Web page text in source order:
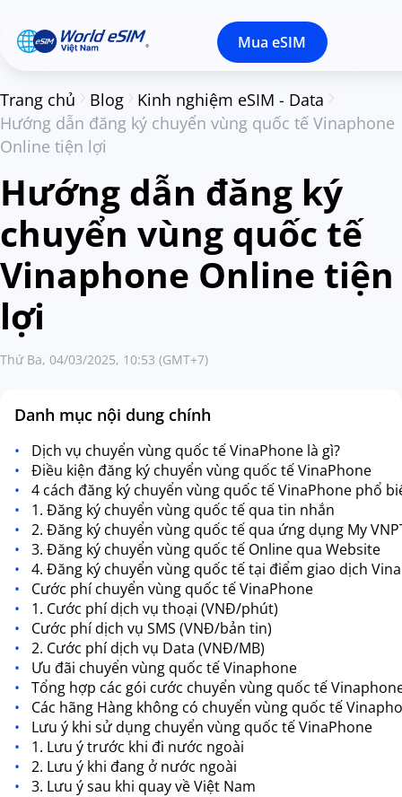
Mua eSIM
Trang chủ Blog
Kinh nghiệm eSIM - Data
Hướng dẫn đăng ký chuyển vùng quốc tế Vinaphone
Online tiện lợi
Hướng dẫn đăng ký
chuyển vùng quốc tế
Vinaphone Online tiện
lợi
Thứ Ba, 04/03/2025, 10:53 (GMT+7)
Danh mục nội dung chính
Dịch vụ chuyển vùng quốc tế VinaPhone là gì?
Điều kiện đăng ký chuyển vùng quốc tế VinaPhone
4 cách đăng ký chuyển vùng quốc tế VinaPhone phổ
1. Đăng ký chuyển vùng quốc tế qua tin nhắn
2. Đăng ký chuyển vùng quốc tế qua ứng dụng My
3. Đăng ký chuyển vùng quốc tế Online qua Website
4. Đăng ký chuyển vùng quốc tế tại điểm giao dịch
Cước phí chuyển vùng quốc tế VinaPhone
1. Cước phí dịch vụ thoại (VNĐ/phút)
Cước phí dịch vụ SMS (VNĐ/bản tin)
2. Cước phí dịch vụ Data (VNĐ/MB)
Ưu đãi chuyển vùng quốc tế Vinaphone
Tổng hợp các gói cước chuyển vùng quốc tế
Các hãng Hàng không có chuyển vùng quốc tế
Lưu ý khi sử dụng chuyển vùng quốc tế VinaPhone
1. Lưu ý trước khi đi nước ngoài
2. Lưu ý khi đang ở nước ngoài
3. Lưu ý sau khi quay về Việt Nam